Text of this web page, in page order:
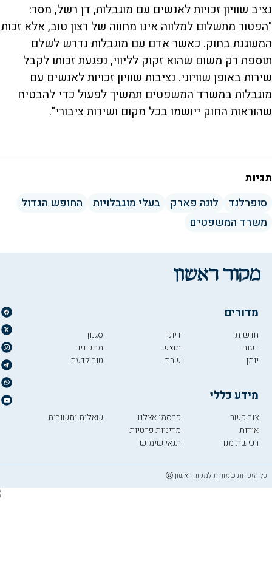
נציב שוויון זכויות לאנשים עם מוגבלות, דן רשל, מסר:
"הפטור מתשלום למלווה אינו מחווה של רצון טוב, אלא זכות
המעוגנת בחוק. כאשר אדם עם מוגבלות נדרש לשלם
תוספת רק משום שהוא זקוק לליווי, נפגעת זכותו לקבל
שירות באופן שוויוני. נציבות שוויון זכויות לאנשים עם
מוגבלות במשרד המשפטים תמשיך לפעול כדי להבטיח
שהוראות החוק ייושמו בכל מקום ושירות ציבורי".
תגיות
סופרלנד לונה פארק בעלי מוגבלויות
החופש הגדול
משרד המשפטים
מדורים
חדשות
דעות
יומן
דיוקן
מוצש
שבת
סגנון
מתכונים
טוב לדעת
מידע כללי
צור קשר
אודות
רכישת מנוי
פרסמו אצלנו
מדיניות פרטיות
תנאי שימוש
שאלות ותשובות
כל הזכויות שמורות למקור ראשון ⓒ